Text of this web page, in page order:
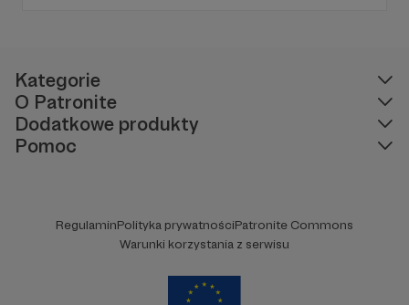
Kategorie
O Patronite
Dodatkowe produkty
Pomoc
RegulaminPolityka prywatnościPatronite Commons
Warunki korzystania z serwisu